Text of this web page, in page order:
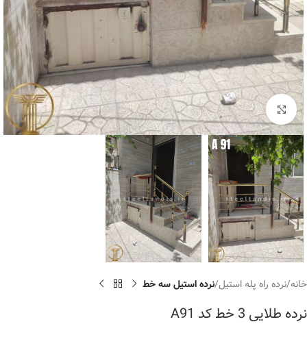
برای بزرگنمایی کلیک کنید
خانه نرده راه پله استیل نرده استیل سه خط
نرده طلایی 3 خط کد A91